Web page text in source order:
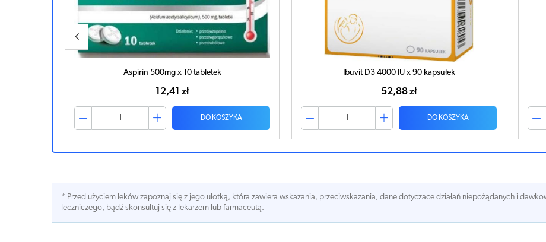
Aspirin 500mg x 10 tabletek
12,41 zł
DO KOSZYKA
Ibuvit D3 4000 IU x 90 kapsułek
52,88 zł
DO KOSZYKA
* Przed użyciem leków zapoznaj się z jego ulotką, która zawiera wskazania, przeciwskazania, dane dotyczace działań niepożądanych i
leczniczego, bądź skonsultuj się z lekarzem lub farmaceutą.